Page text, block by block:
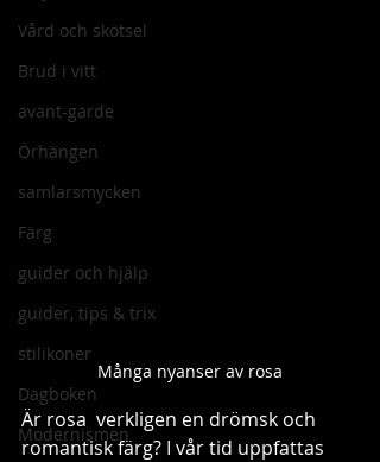
Vård och skötsel
Brud i vitt
avant-garde
Örhängen
samlarsmycken
Färg
guider och hjälp
guider, tips & trix
stilikoner
Dagboken
Modernismen
Många nyanser av rosa
Är rosa  verkligen en drömsk och
romantisk färg? I vår tid uppfattas